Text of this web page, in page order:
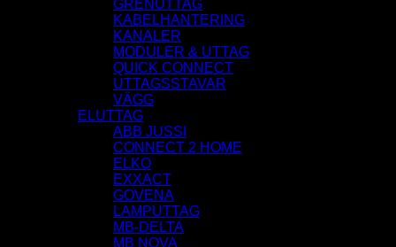
GRENUTTAG
KABELHANTERING
KANALER
MODULER & UTTAG
QUICK CONNECT
UTTAGSSTAVAR
VÄGG
ELUTTAG
ABB JUSSI
CONNECT 2 HOME
ELKO
EXXACT
GOVENA
LAMPUTTAG
MB-DELTA
MB NOVA